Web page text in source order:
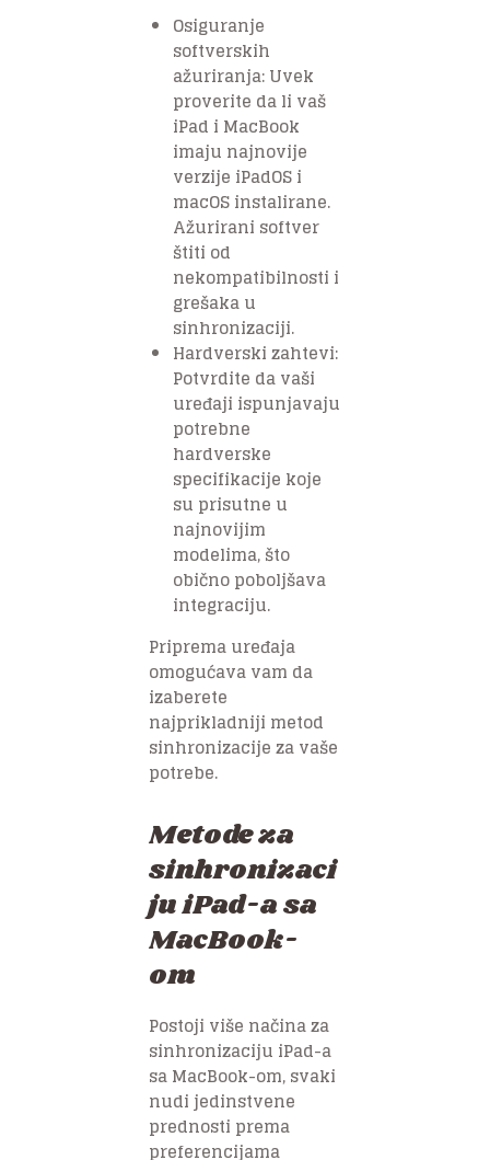
Osiguranje
softverskih
ažuriranja: Uvek
proverite da li vaš
iPad i MacBook
imaju najnovije
verzije iPadOS i
macOS instalirane.
Ažurirani softver
štiti od
nekompatibilnosti i
grešaka u
sinhronizaciji.
Hardverski zahtevi:
Potvrdite da vaši
uređaji ispunjavaju
potrebne
hardverske
specifikacije koje
su prisutne u
najnovijim
modelima, što
obično poboljšava
integraciju.
Priprema uređaja
omogućava vam da
izaberete
najprikladniji metod
sinhronizacije za vaše
potrebe.
Metode za
sinhronizaci
ju iPad-a sa
MacBook-
om
Postoji više načina za
sinhronizaciju iPad-a
sa MacBook-om, svaki
nudi jedinstvene
prednosti prema
preferencijama